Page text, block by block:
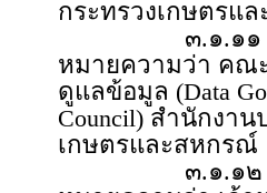
กระทรวงเกษตรแ
๓.๑.๑๑ “คณ
หมายความว่า คณ
ดูแลข้อมูล (Data
Council) สำนักงา
เกษตรและสหกรณ์
๓.๑.๑๒ “เ